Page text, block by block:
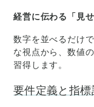
経営に伝わる「見
数字を並べるだけ
な視点から、数値
習得します。
要件定義と指